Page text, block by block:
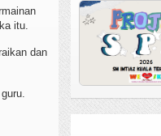
itu.
dan